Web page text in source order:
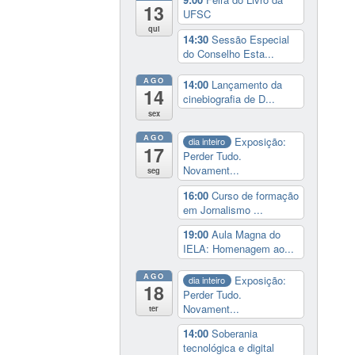
13
qui
UFSC
14:30 Sessão Especial
do Conselho Esta...
AGO
14
sex
14:00 Lançamento da
cinebiografia de D...
AGO
17
seg
dia inteiro
Exposição:
Perder Tudo.
Novament...
16:00 Curso de formação
em Jornalismo ...
19:00 Aula Magna do
IELA: Homenagem ao...
AGO
18
ter
dia inteiro
Exposição:
Perder Tudo.
Novament...
14:00 Soberania
tecnológica e digital